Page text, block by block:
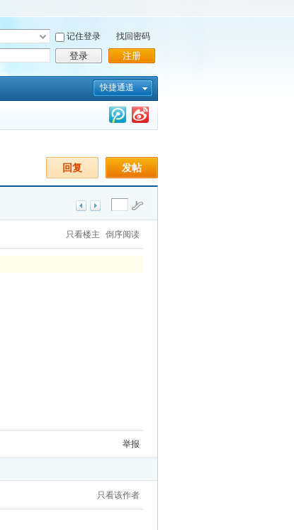
记住登录
登录
找回密码
注册
快捷通道
发帖
回复
只看楼主 倒序阅读
举报
只看该作者